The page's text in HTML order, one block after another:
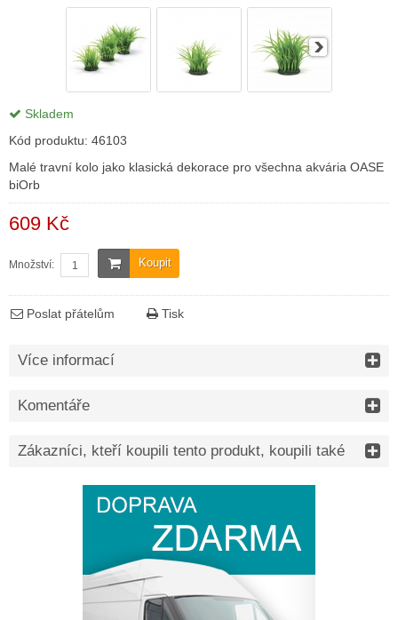
Skladem
Kód produktu: 46103
Malé travní kolo jako klasická dekorace pro všechna akvária OASE
biOrb
609 Kč
Koupit
Množství:
Poslat přátelům Tisk
Více informací
Komentáře
Zákazníci, kteří koupili tento produkt, koupili také